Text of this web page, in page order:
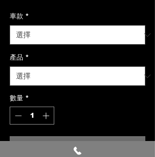
車款 *
產品 *
數量 *
新增至購物車